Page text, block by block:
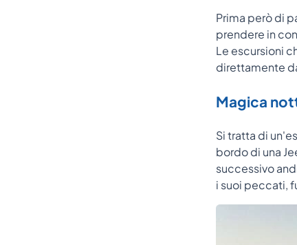
Prima però di
prendere in
Le escursioni
direttamente
Magica
Si tratta di
bordo di una
successivo
i suoi peccati,